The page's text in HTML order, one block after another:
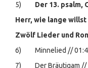
5) Der 13. psalm,
Herr, wie lange willst
Zwölf Lieder und
6) Minnelied //
7) Der Bräutigam //